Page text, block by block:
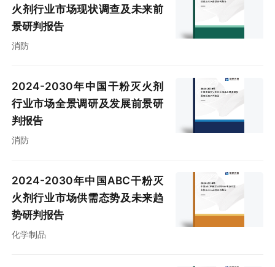
火剂行业市场现状调查及未来前
景研判报告
消防
2024-2030年中国干粉灭火剂
行业市场全景调研及发展前景研
判报告
消防
2024-2030年中国ABC干粉灭
火剂行业市场供需态势及未来趋
势研判报告
化学制品